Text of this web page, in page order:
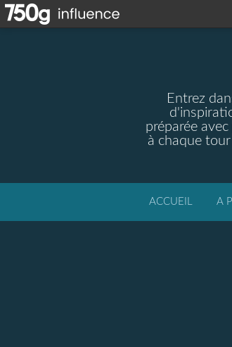
Entrez
préparée
à chaque
ACCUEIL A